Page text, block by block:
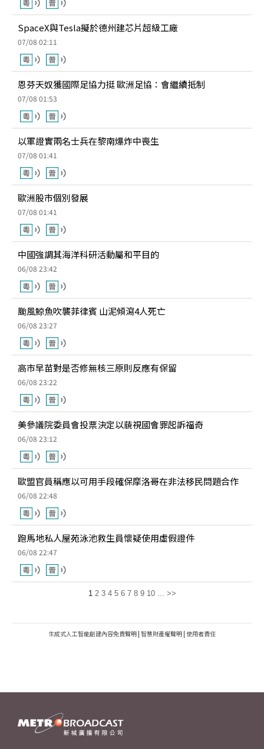
SpaceX與Tesla擬於德州建芯片超級工廠
07/08 02:11
恩芬天奴獲國際足協力挺 歐洲足協：會繼續抵制
07/08 01:53
以軍證實兩名士兵在黎南爆炸中喪生
07/08 01:41
歐洲股市個別發展
07/08 01:41
中國強調其海洋科研活動屬和平目的
06/08 23:42
颱風鯨魚吹襲菲律賓 山泥傾瀉4人死亡
06/08 23:27
高市早苗對是否修無核三原則反應有保留
06/08 23:22
美參議院委員會投票決定以藐視國會罪起訴福奇
06/08 23:12
歐盟官員稱應以可用手段確保摩洛哥在非法移民問題合作
06/08 22:48
跑馬地私人屋苑泳池救生員懷疑使用虛假證件
06/08 22:47
1 2 3 4 5 6 7 8 9 10 ... >>
生成式人工智能創建內容免責聲明 | 智慧財產權聲明 | 使用者責任